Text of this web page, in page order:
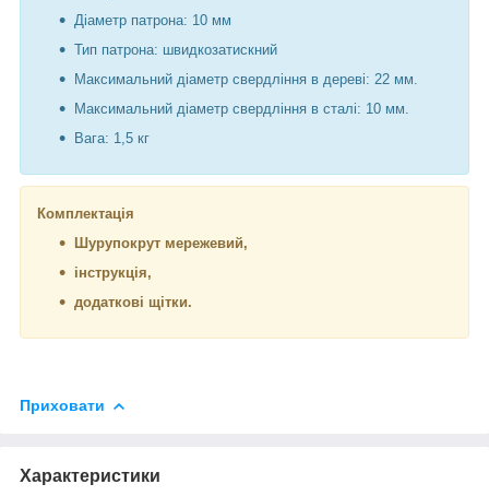
Діаметр патрона: 10 мм
Тип патрона: швидкозатискний
Максимальний діаметр свердління в дереві: 22 мм.
Максимальний діаметр свердління в сталі: 10 мм.
Вага: 1,5 кг
Комплектація
Шурупокрут мережевий,
інструкція,
додаткові щітки.
Приховати
Характеристики